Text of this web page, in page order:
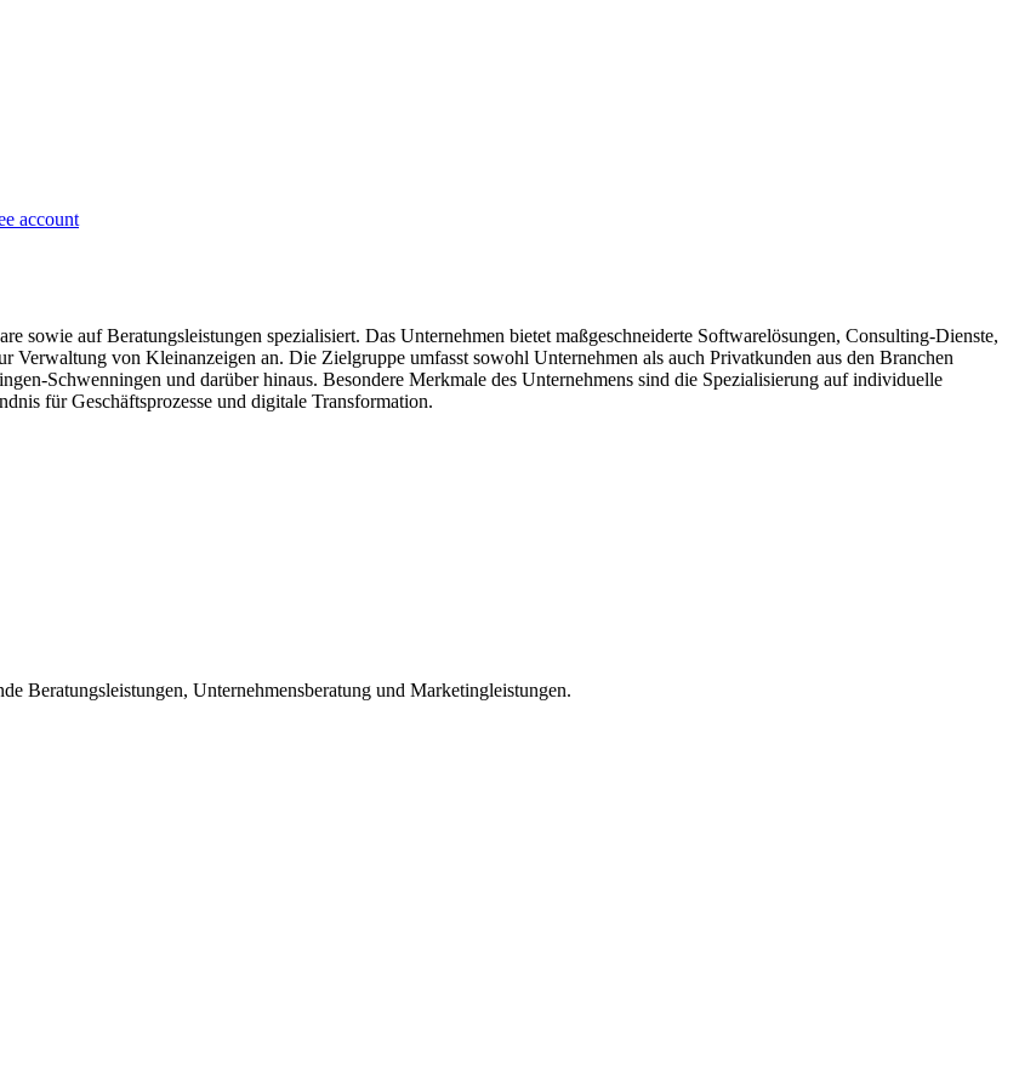
account
auf Beratungsleistungen spezialisiert. Das Unternehmen bietet maßgeschneiderte Softwarelösungen, Consulting-Dienste,
von Kleinanzeigen an. Die Zielgruppe umfasst sowohl Unternehmen als auch Privatkunden aus den Branchen
Schwenningen und darüber hinaus. Besondere Merkmale des Unternehmens sind die Spezialisierung auf individuelle
für Geschäftsprozesse und digitale Transformation.
Beratungsleistungen, Unternehmensberatung und Marketingleistungen.